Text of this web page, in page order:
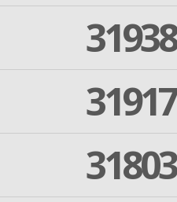
31938
31917
31803